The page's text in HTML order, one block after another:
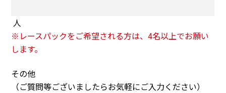
人
※レースパックをご希望される方は、4名以上でお願い
します。
その他
（ご質問等ございましたらお気軽にご入力ください）